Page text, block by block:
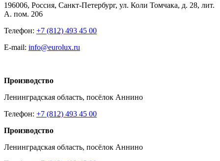
196006, Россия, Санкт-Петербург, ул. Коли Томчака, д. 28, лит.
А. пом. 206
Телефон: +7 (812) 493 45 00
E-mail: info@eurolux.ru
Производство
Ленинградская область, посёлок Аннино
Телефон: +7 (812) 493 45 00
Производство
Ленинградская область, посёлок Аннино